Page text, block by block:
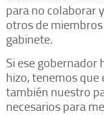
para no colaborar
otros de
gabinete.
Si ese gobernador
hizo, tenemos que
también nuestro
necesarios para